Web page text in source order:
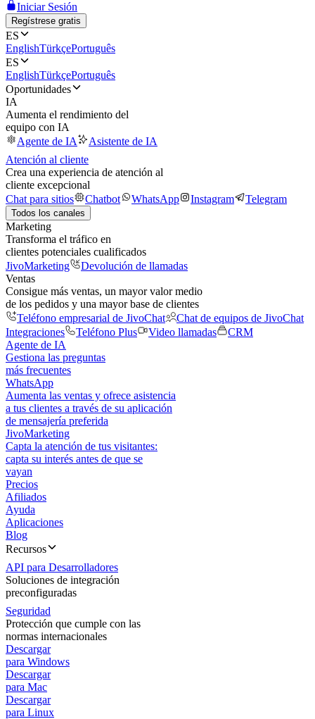
Iniciar Sesión
Regístrese gratis
ES
EnglishTürkçePortuguês
ES
EnglishTürkçePortuguês
Oportunidades
IA
Aumenta el rendimiento del
equipo con IA
Agente de IA
Asistente de IA
Atención al cliente
Crea una experiencia de atención al
cliente excepcional
Chat para sitios
Chatbot WhatsApp Instagram Telegram
Todos los canales
Marketing
Transforma el tráfico en
clientes potenciales cualificados
JivoMarketing
Devolución de llamadas
Ventas
Consigue más ventas, un mayor valor medio
de los pedidos y una mayor base de clientes
Teléfono empresarial de JivoChat
Chat de equipos de JivoChat
Integraciones
Teléfono Plus Video llamadas
CRM
Agente de IA
Gestiona las preguntas
más frecuentes
WhatsApp
Aumenta las ventas y ofrece asistencia
a tus clientes a través de su aplicación
de mensajería preferida
JivoMarketing
Capta la atención de tus visitantes:
capta su interés antes de que se
vayan
Precios
Afiliados
Ayuda
Aplicaciones
Blog
Recursos
API para Desarrolladores
Soluciones de integración
preconfiguradas
Seguridad
Protección que cumple con las
normas internacionales
Descargar
para Windows
Descargar
para Mac
Descargar
para Linux